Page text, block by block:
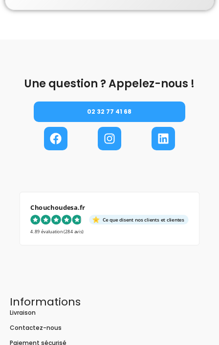
Une question ? Appelez-nous !
02 32 77 41 68
Chouchoudesa.fr
Ce que disent nos clients et clientes
4.89 évaluation(284 avis)
Informations
Livraison
Contactez-nous
Paiement sécurisé